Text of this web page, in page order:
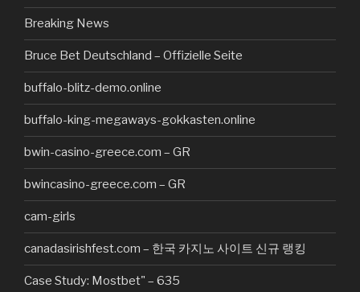
Breaking News
Bruce Bet Deutschland – Offizielle Seite
buffalo-blitz-demo.online
buffalo-king-megaways-gokkasten.online
bwin-casino-greece.com – GR
bwincasino-greece.com – GR
cam-girls
canadasirishfest.com – 한국 카지노 사이트 신규 랭킹
Case Study: Mostbet" – 635